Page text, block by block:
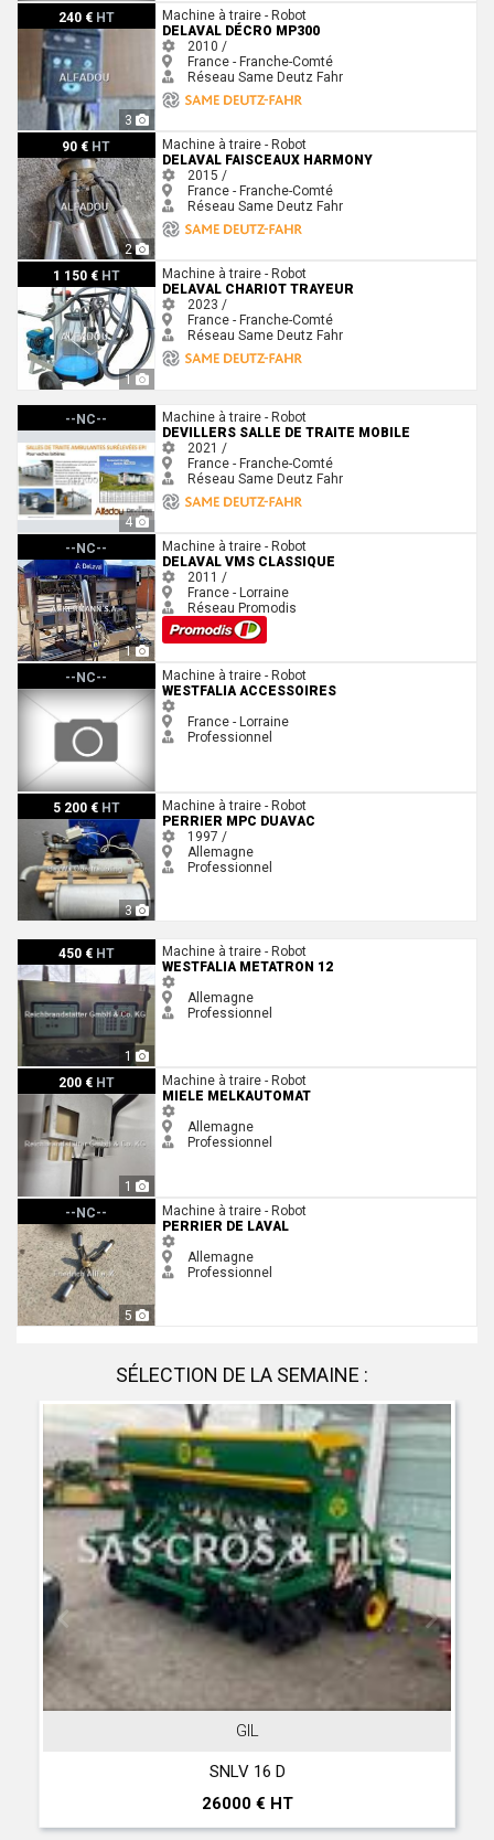
240 € HT
3
Delaval décro MP300
Machine à traire - Robot
DELAVAL DÉCRO MP300
2010 /
France - Franche-Comté
Réseau Same Deutz Fahr
90 € HT
2
Delaval FAISCEAUX HARMONYMachine à traire - Robot
DELAVAL FAISCEAUX HARMONY
2015 /
France - Franche-Comté
Réseau Same Deutz Fahr
1 150 € HT
1
Delaval chariot trayeur
Machine à traire - Robot
DELAVAL CHARIOT TRAYEUR
2023 /
France - Franche-Comté
Réseau Same Deutz Fahr
--NC--
4
Devillers salle de traite mobileMachine à traire - Robot
DEVILLERS SALLE DE TRAITE MOBILE
2021 /
France - Franche-Comté
Réseau Same Deutz Fahr
--NC--
1
Delaval VMS Classique
Machine à traire - Robot
DELAVAL VMS CLASSIQUE
2011 /
France - Lorraine
Réseau Promodis
--NC--
Westfalia ACCESSOIRESMachine à traire - Robot
WESTFALIA ACCESSOIRES
France - Lorraine
Professionnel
5 200 € HT
3
perrier MPC DUAVAC
Machine à traire - Robot
PERRIER MPC DUAVAC
1997 /
Allemagne
Professionnel
450 € HT
1
Westfalia Metatron 12
Machine à traire - Robot
WESTFALIA METATRON 12
Allemagne
Professionnel
200 € HT
1
Miele Melkautomat
Machine à traire - Robot
MIELE MELKAUTOMAT
Allemagne
Professionnel
--NC--
5
perrier De Laval
Machine à traire - Robot
PERRIER DE LAVAL
Allemagne
Professionnel
SÉLECTION DE LA SEMAINE :